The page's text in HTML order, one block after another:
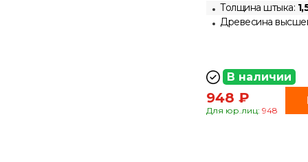
Толщина штыка:
Древесина
В наличии
948 ₽
Для юр.лиц: 948